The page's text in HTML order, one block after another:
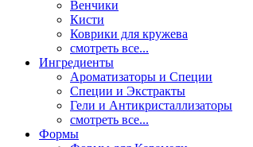
Венчики
Кисти
Коврики для кружева
смотреть все...
Ингредиенты
Ароматизаторы и Специи
Специи и Экстракты
Гели и Антикристаллизаторы
смотреть все...
Формы